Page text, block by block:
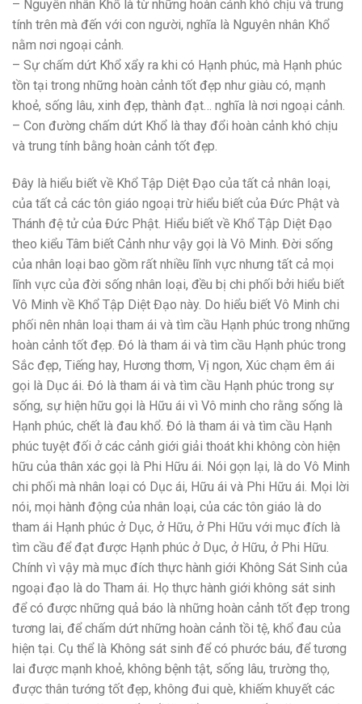
– Nguyên nhân Khổ là từ những hoàn cảnh khó chịu và trung
tính trên mà đến với con người, nghĩa là Nguyên nhân Khổ
nằm nơi ngoại cảnh.
– Sự chấm dứt Khổ xẩy ra khi có Hạnh phúc, mà Hạnh phúc
tồn tại trong những hoàn cảnh tốt đẹp như giàu có, mạnh
khoẻ, sống lâu, xinh đẹp, thành đạt… nghĩa là nơi ngoại cảnh.
– Con đường chấm dứt Khổ là thay đổi hoàn cảnh khó chịu
và trung tính bằng hoàn cảnh tốt đẹp.
Đây là hiểu biết về Khổ Tập Diệt Đạo của tất cả nhân loại,
của tất cả các tôn giáo ngoại trừ hiểu biết của Đức Phật và
Thánh đệ tử của Đức Phật. Hiểu biết về Khổ Tập Diệt Đạo
theo kiểu Tâm biết Cảnh như vậy gọi là Vô Minh. Đời sống
của nhân loại bao gồm rất nhiều lĩnh vực nhưng tất cả mọi
lĩnh vực của đời sống nhân loại, đều bị chi phối bởi hiểu biết
Vô Minh về Khổ Tập Diệt Đạo này. Do hiểu biết Vô Minh chi
phối nên nhân loại tham ái và tìm cầu Hạnh phúc trong những
hoàn cảnh tốt đẹp. Đó là tham ái và tìm cầu Hạnh phúc trong
Sắc đẹp, Tiếng hay, Hương thơm, Vị ngon, Xúc chạm êm ái
gọi là Dục ái. Đó là tham ái và tìm cầu Hạnh phúc trong sự
sống, sự hiện hữu gọi là Hữu ái vì Vô minh cho rằng sống là
Hạnh phúc, chết là đau khổ. Đó là tham ái và tìm cầu Hạnh
phúc tuyệt đối ở các cảnh giới giải thoát khi không còn hiện
hữu của thân xác gọi là Phi Hữu ái. Nói gọn lại, là do Vô Minh
chi phối mà nhân loại có Dục ái, Hữu ái và Phi Hữu ái. Mọi lời
nói, mọi hành động của nhân loại, của các tôn giáo là do
tham ái Hạnh phúc ở Dục, ở Hữu, ở Phi Hữu với mục đích là
tìm cầu để đạt được Hạnh phúc ở Dục, ở Hữu, ở Phi Hữu.
Chính vì vậy mà mục đích thực hành giới Không Sát Sinh của
ngoại đạo là do Tham ái. Họ thực hành giới không sát sinh
để có được những quả báo là những hoàn cảnh tốt đẹp trong
tương lai, để chấm dứt những hoàn cảnh tồi tệ, khổ đau của
hiện tại. Cụ thể là Không sát sinh để có phước báu, để tương
lai được mạnh khoẻ, không bệnh tật, sống lâu, trường thọ,
được thân tướng tốt đẹp, không đui què, khiếm khuyết các